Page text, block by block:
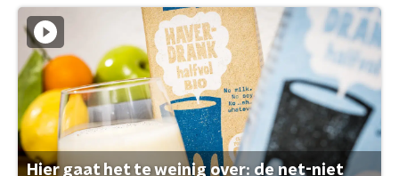
Hier gaat het te weinig over: de net-niet